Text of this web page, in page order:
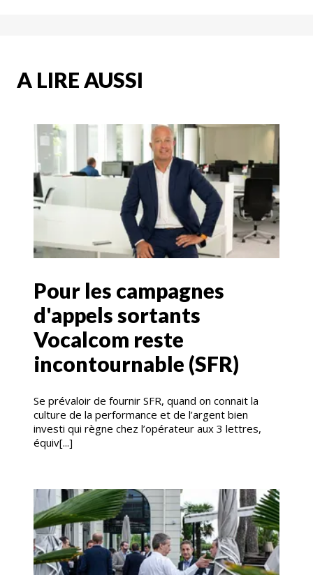
A LIRE AUSSI
Pour les campagnes
d'appels sortants
Vocalcom reste
incontournable (SFR)
Se prévaloir de fournir SFR, quand on connait la
culture de la performance et de l’argent bien
investi qui règne chez l’opérateur aux 3 lettres,
équiv[...]